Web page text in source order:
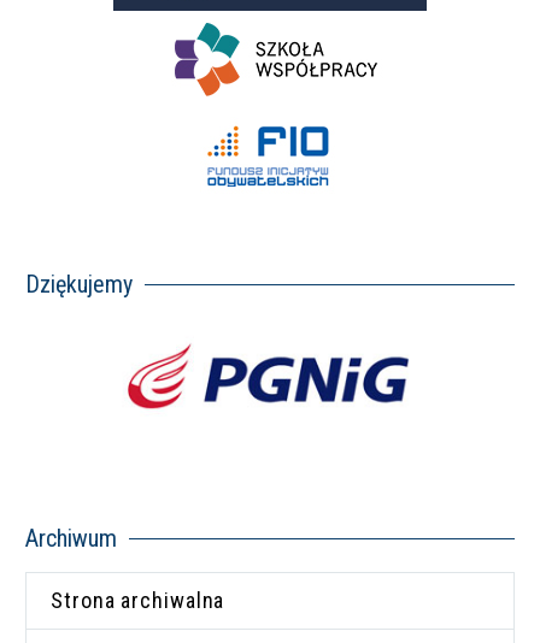
Dziękujemy
Archiwum
Strona archiwalna